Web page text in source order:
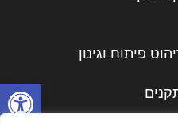
פתח
פיתוח וגינון